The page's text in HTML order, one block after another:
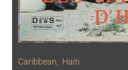
Caribbean Haiti